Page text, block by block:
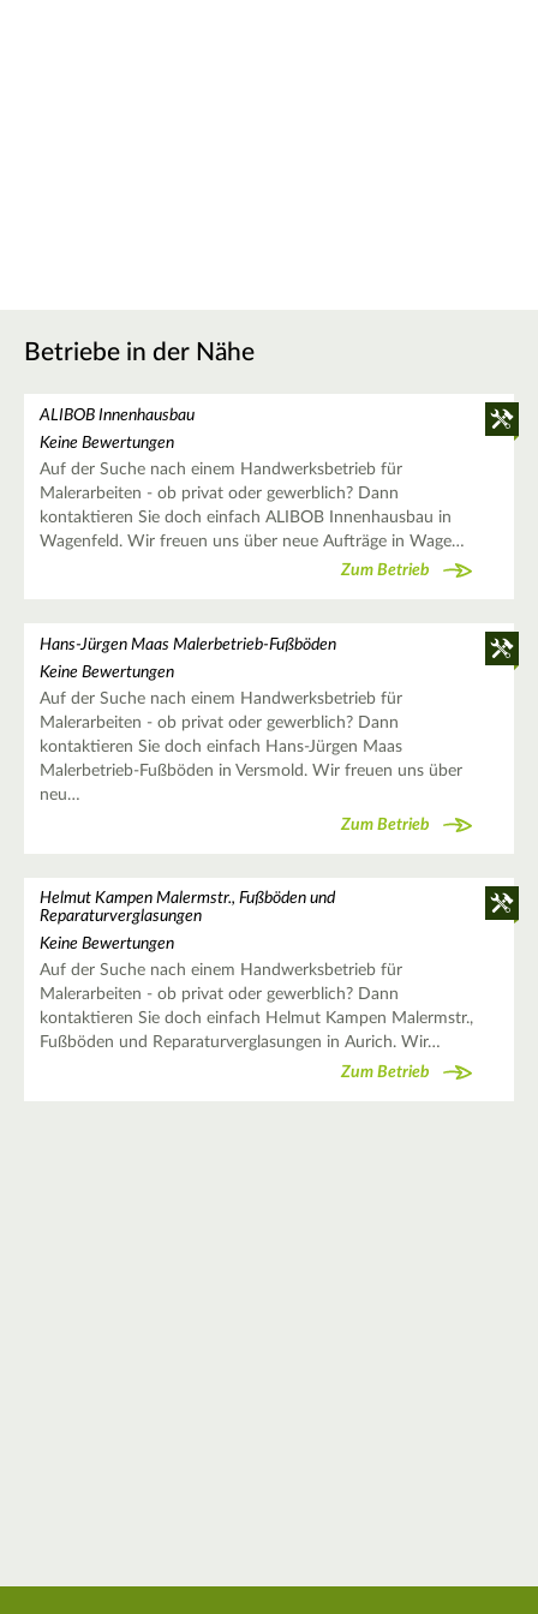
Betriebe in der Nähe
ALIBOB Innenhausbau
Keine Bewertungen
Auf der Suche nach einem Handwerksbetrieb für
Malerarbeiten - ob privat oder gewerblich? Dann
kontaktieren Sie doch einfach ALIBOB Innenhausbau in
Wagenfeld. Wir freuen uns über neue Aufträge in Wage…
Zum Betrieb
Hans-Jürgen Maas Malerbetrieb-Fußböden
Keine Bewertungen
Auf der Suche nach einem Handwerksbetrieb für
Malerarbeiten - ob privat oder gewerblich? Dann
kontaktieren Sie doch einfach Hans-Jürgen Maas
Malerbetrieb-Fußböden in Versmold. Wir freuen uns über
neu…
Zum Betrieb
Helmut Kampen Malermstr., Fußböden und
Reparaturverglasungen
Keine Bewertungen
Auf der Suche nach einem Handwerksbetrieb für
Malerarbeiten - ob privat oder gewerblich? Dann
kontaktieren Sie doch einfach Helmut Kampen Malermstr.,
Fußböden und Reparaturverglasungen in Aurich. Wir…
Zum Betrieb